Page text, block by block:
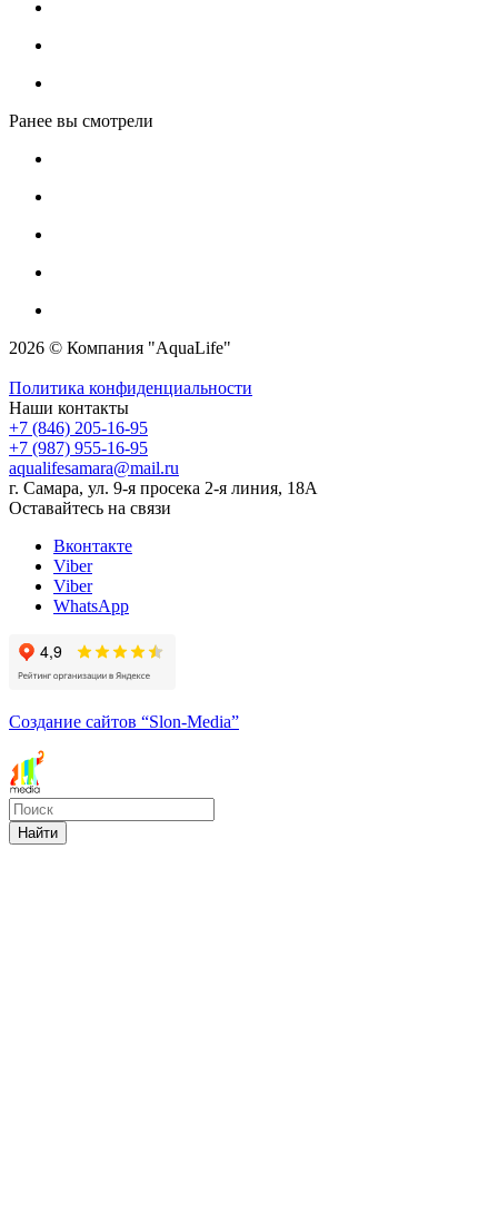
Ранее вы смотрели
2026 © Компания "AquaLife"
Политика конфиденциальности
Наши контакты
+7 (846) 205-16-95
+7 (987) 955-16-95
aqualifesamara@mail.ru
г. Самара, ул. 9-я просека 2-я линия, 18А
Оставайтесь на связи
Вконтакте
Viber
Viber
WhatsApp
Создание сайтов “Slon-Media”
Найти